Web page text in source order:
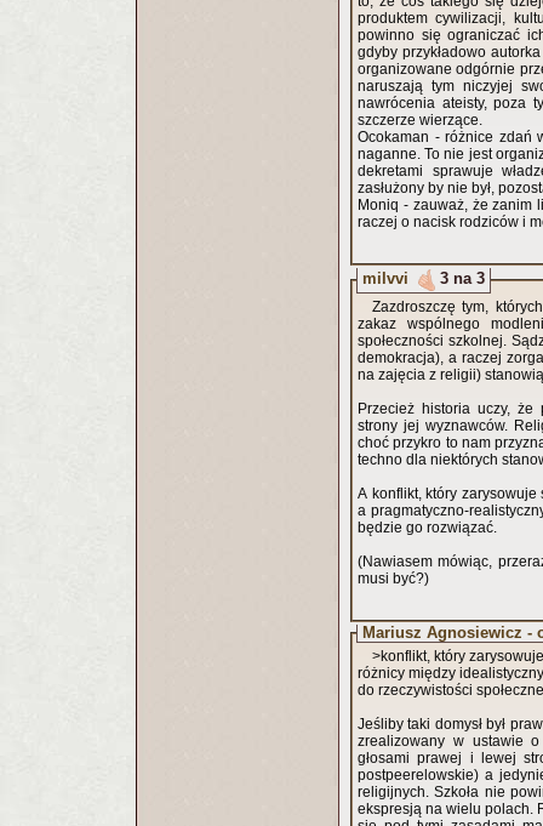
produktem cywilizacji,
powinno się ograniczać
gdyby przykładowo
organizowane odgórnie
naruszają tym niczyjej
nawrócenia ateisty, poza
szczerze wierzące.
Ocokaman - różnice zdań
naganne. To nie jest
dekretami sprawuje
zasłużony by nie był,
Moniq - zauważ, że zanim
raczej o nacisk rodziców i
milvvi 3 na 3
Zazdroszczę tym,
zakaz wspólnego
społeczności szkolnej.
demokracja), a raczej
na zajęcia z religii)
Przecież historia uczy,
strony jej wyznawców.
choć przykro to nam
techno dla niektórych
A konflikt, który
a pragmatyczno-
będzie go rozwiązać.
(Nawiasem mówiąc,
musi być?)
Mariusz Agnosiewicz -
>konflikt, który
różnicy między
do rzeczywistości
Jeśliby taki domysł był
zrealizowany w ustawie o
głosami prawej i lewej
postpeerelowskie) a
religijnych. Szkoła nie
ekspresją na wielu polach.